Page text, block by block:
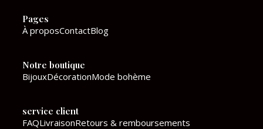
Pages
À proposContactBlog
Notre boutique
BijouxDécorationMode bohème
service client
FAQLivraisonRetours & remboursements